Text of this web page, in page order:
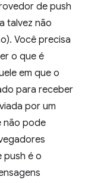
de push
talvez não
Você precisa
o que é
em que o
para receber
por um
não pode
push é o